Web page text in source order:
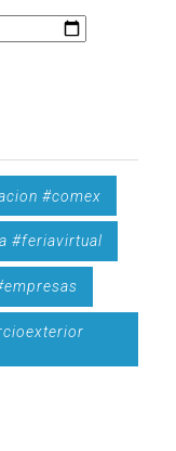
#comex
#feriavirtual